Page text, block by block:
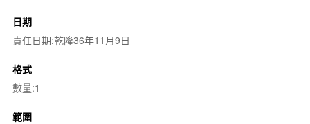
日期
責任日期:乾隆36年11月9日
格式
數量:1
範圍